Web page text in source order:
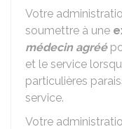
Votre
soumettre à une
médecin agréé
et le service
particulières
service.
Votre